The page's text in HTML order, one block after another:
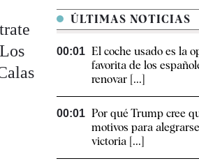
ÚLTIMAS NOTICIAS
00:01 El coche usado es la
favorita de los
renovar [...]
00:01 Por qué Trump cree
motivos para
victoria [...]